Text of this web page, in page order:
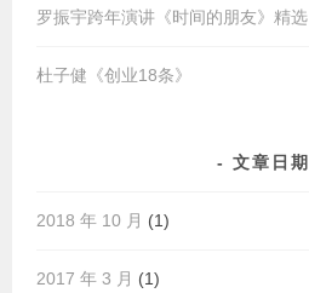
罗振宇跨年演讲《时间的朋友》精选
杜子健《创业18条》
文章日期
2018 年 10 月 (1)
2017 年 3 月 (1)